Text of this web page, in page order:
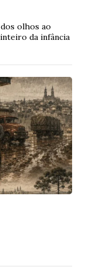
olhos ao
da infância